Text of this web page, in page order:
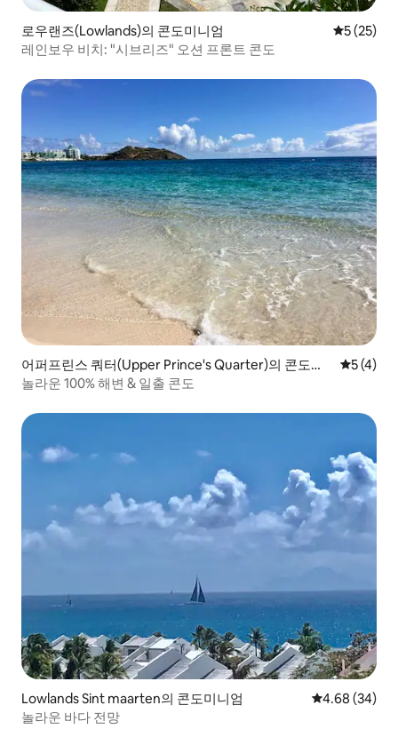
로우랜즈(Lowlands)의 콘도미니엄 평점 5점
5 (25)
레인보우 비치: "시브리즈" 오션 프론트 콘도
어퍼프린스 쿼터(Upper Prince's Quarter)의 콘도미
니엄
평점 5점
5 (4)
놀라운 100% 해변 & 일출 콘도
Lowlands Sint maarten의 콘도미니엄 평점 4.68점(5
4.68 (34)
놀라운 바다 전망